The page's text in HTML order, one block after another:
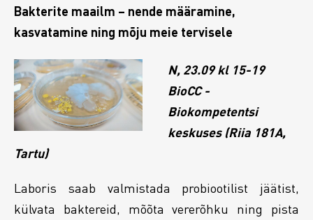
Bakterite maailm – nende määramine,
kasvatamine ning mõju meie tervisele
N, 23.09 kl 15-19
BioCC -
Biokompetentsi
keskuses (Riia 181A,
Tartu)
Laboris saab valmistada probiootilist jäätist,
külvata baktereid, mõõta vererõhku ning pista